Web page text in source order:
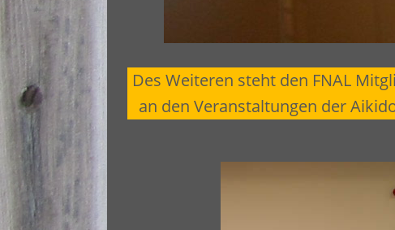
Des Weiteren steht den FNAL
an den Veranstaltungen der